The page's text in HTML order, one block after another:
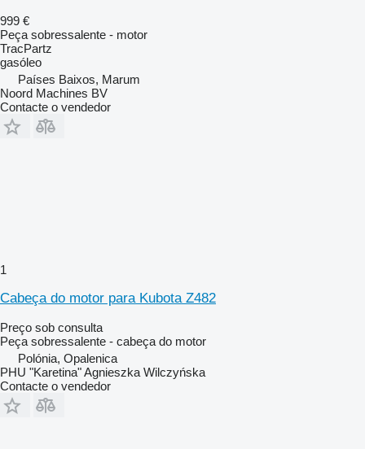
999 €
Peça sobressalente - motor
TracPartz
gasóleo
Países Baixos, Marum
Noord Machines BV
Contacte o vendedor
1
Cabeça do motor para Kubota Z482
Preço sob consulta
Peça sobressalente - cabeça do motor
Polónia, Opalenica
PHU "Karetina" Agnieszka Wilczyńska
Contacte o vendedor